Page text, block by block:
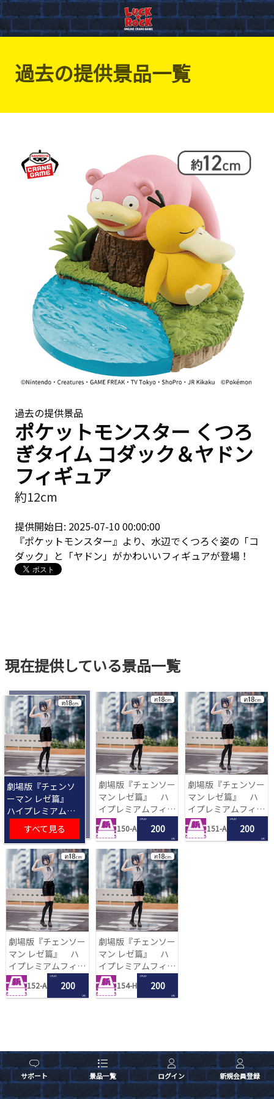
サポート 景品一覧 ログイン 新規会員登録
過去の提供景品一覧
過去の提供景品
ポケットモンスター くつろ
ぎタイム コダック＆ヤドン
フィギュア
約12cm
提供開始日: 2025-07-10 00:00:00
『ポケットモンスター』より、水辺でくつろぐ姿の「コ
ダック」と「ヤドン」がかわいいフィギュアが登場！
現在提供している景品一覧
劇場版『チェンソ
ーマン レゼ篇』
ハイプレミアムフ
ィギュア‐レゼ‐
すべて見る
劇場版『チェンソー
マン レゼ篇』 ハ
イプレミアムフィギ
ュア‐レゼ‐
150-A
1 PLAY
200
LRC
劇場版『チェンソー
マン レゼ篇』 ハ
イプレミアムフィギ
ュア‐レゼ‐
151-A
1 PLAY
200
LRC
劇場版『チェンソー
マン レゼ篇』 ハ
イプレミアムフィギ
ュア‐レゼ‐
152-A
1 PLAY
200
LRC
劇場版『チェンソー
マン レゼ篇』 ハ
イプレミアムフィギ
ュア‐レゼ‐
154-H
1 PLAY
200
LRC